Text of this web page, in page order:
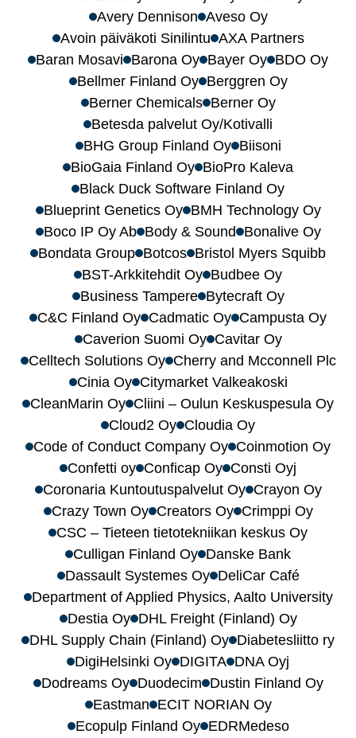
Avery Dennison Aveso Oy
Avoin päiväkoti Sinilintu AXA Partners
Baran Mosavi Barona Oy Bayer Oy BDO Oy
Bellmer Finland Oy Berggren Oy
Berner Chemicals Berner Oy
Betesda palvelut Oy/Kotivalli
BHG Group Finland Oy Biisoni
BioGaia Finland Oy BioPro Kaleva
Black Duck Software Finland Oy
Blueprint Genetics Oy BMH Technology Oy
Boco IP Oy Ab Body & Sound Bonalive Oy
Bondata Group Botcos Bristol Myers Squibb
BST-Arkkitehdit Oy Budbee Oy
Business Tampere Bytecraft Oy
C&C Finland Oy Cadmatic Oy Campusta Oy
Caverion Suomi Oy Cavitar Oy
Celltech Solutions Oy Cherry and Mcconnell Plc
Cinia Oy Citymarket Valkeakoski
CleanMarin Oy Cliini – Oulun Keskuspesula Oy
Cloud2 Oy Cloudia Oy
Code of Conduct Company Oy Coinmotion Oy
Confetti oy Conficap Oy Consti Oyj
Coronaria Kuntoutuspalvelut Oy Crayon Oy
Crazy Town Oy Creators Oy Crimppi Oy
CSC – Tieteen tietotekniikan keskus Oy
Culligan Finland Oy Danske Bank
Dassault Systemes Oy DeliCar Café
Department of Applied Physics, Aalto University
Destia Oy DHL Freight (Finland) Oy
DHL Supply Chain (Finland) Oy Diabetesliitto ry
DigiHelsinki Oy DIGITA DNA Oyj
Dodreams Oy Duodecim Dustin Finland Oy
Eastman ECIT NORIAN Oy
Ecopulp Finland Oy EDRMedeso